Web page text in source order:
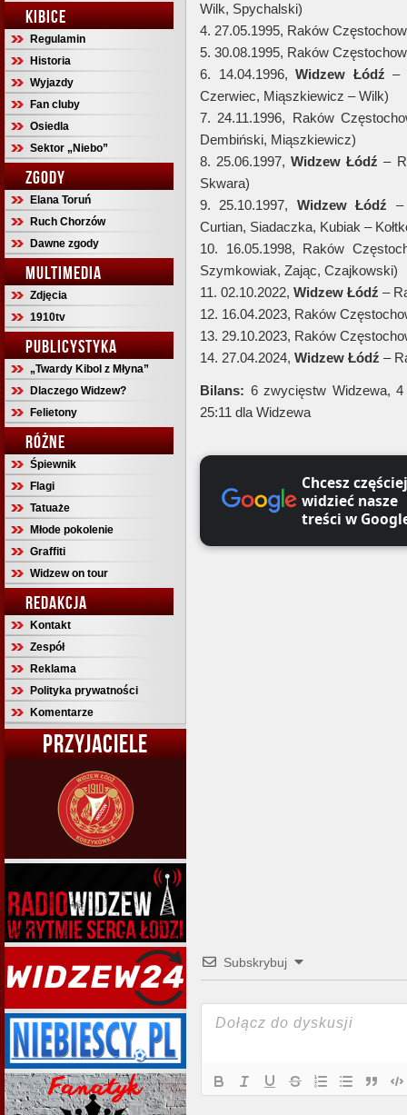
KIBICE
Regulamin
Historia
Wyjazdy
Fan cluby
Osiedla
Sektor „Niebo”
ZGODY
Elana Toruń
Ruch Chorzów
Dawne zgody
MULTIMEDIA
Zdjęcia
1910tv
PUBLICYSTYKA
„Twardy Kibol z Młyna”
Dlaczego Widzew?
Felietony
RÓŻNE
Śpiewnik
Flagi
Tatuaże
Młode pokolenie
Graffiti
Widzew on tour
REDAKCJA
Kontakt
Zespół
Reklama
Polityka prywatności
Komentarze
PRZYJACIELE
Wilk, Spychalski)
4. 27.05.1995, Raków
5. 30.08.1995, Raków
6. 14.04.1996,Widzew Łódź –
Czerwiec, Miąszkiewicz – Wilk)
7. 24.11.1996, Raków
Dembiński, Miąszkiewicz)
8. 25.06.1997,Widzew Łódź –
Skwara)
9. 25.10.1997, Widzew Łódź –
Curtian, Siadaczka, Kubiak –
10. 16.05.1998, Raków
Szymkowiak, Zając, Czajkowski)
11. 02.10.2022, Widzew Łódź –
12. 16.04.2023, Raków
13. 29.10.2023, Raków
14. 27.04.2024, Widzew Łódź –
Bilans: 6 zwycięstw Widzewa,
25:11 dla Widzewa
Chcesz częściej
widzieć nasze
treści w
Subskrybuj